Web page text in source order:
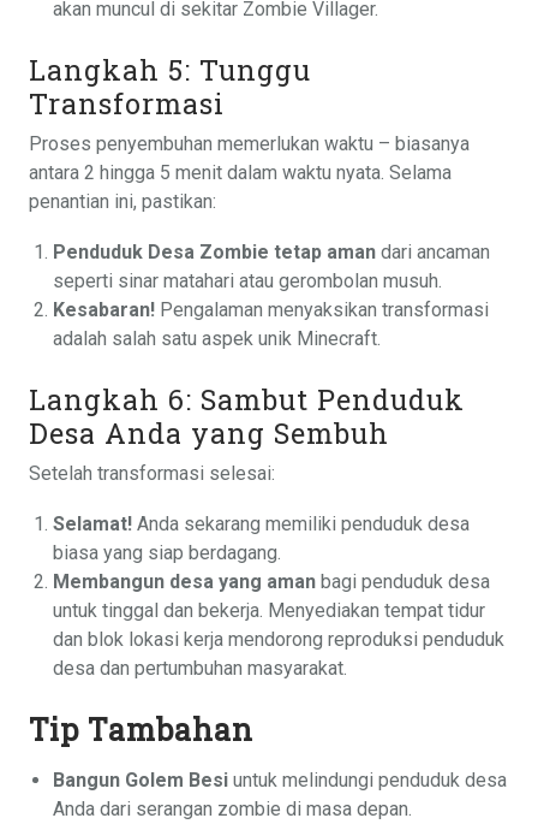
akan muncul di sekitar Zombie Villager.
Langkah 5: Tunggu
Transformasi
Proses penyembuhan memerlukan waktu – biasanya
antara 2 hingga 5 menit dalam waktu nyata. Selama
penantian ini, pastikan:
Penduduk Desa Zombie tetap aman dari ancaman
seperti sinar matahari atau gerombolan musuh.
Kesabaran! Pengalaman menyaksikan transformasi
adalah salah satu aspek unik Minecraft.
Langkah 6: Sambut Penduduk
Desa Anda yang Sembuh
Setelah transformasi selesai:
Selamat! Anda sekarang memiliki penduduk desa
biasa yang siap berdagang.
Membangun desa yang aman bagi penduduk desa
untuk tinggal dan bekerja. Menyediakan tempat tidur
dan blok lokasi kerja mendorong reproduksi penduduk
desa dan pertumbuhan masyarakat.
Tip Tambahan
Bangun Golem Besi untuk melindungi penduduk desa
Anda dari serangan zombie di masa depan.